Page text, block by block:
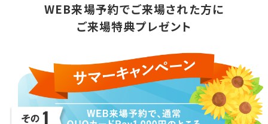
WEB来場予約でご来場された方に
ご来場特典プレゼント